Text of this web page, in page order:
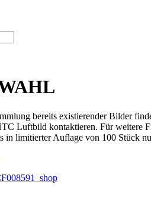
bereits existierender Bilder
Luftbild kontaktieren. Für weitere
in limitierter Auflage von 100 Stück